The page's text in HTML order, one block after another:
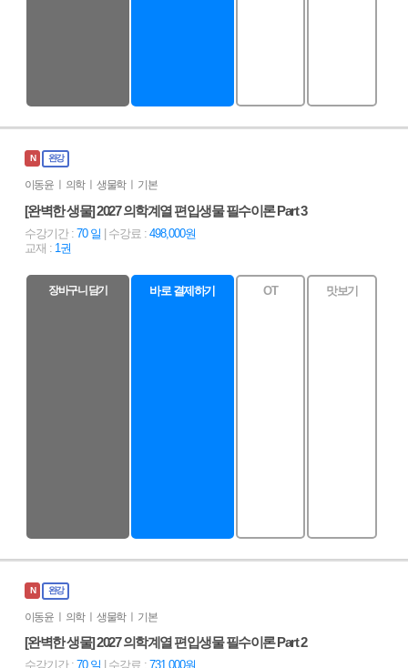
N 완강
이동윤 ㅣ 의학 ㅣ 생물학 ㅣ 기본
[완벽한 생물] 2027 의학계열 편입생물 필수이론 Part 3
수강기간 : 70 일 | 수강료 : 498,000원
교재 : 1권
장바구니 담기 바로 결제하기 OT 맛보기
N 완강
이동윤 ㅣ 의학 ㅣ 생물학 ㅣ 기본
[완벽한 생물] 2027 의학계열 편입생물 필수이론 Part 2
수강기간 : 70 일 | 수강료 : 731,000원